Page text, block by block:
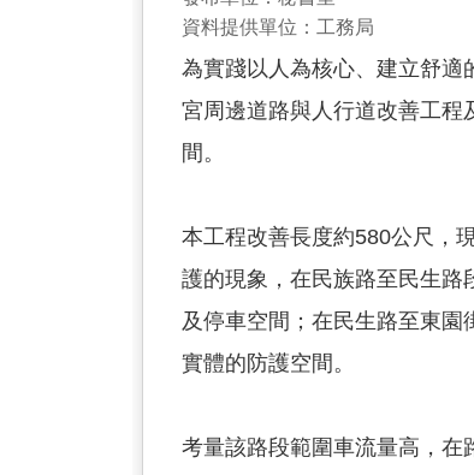
資料提供單位：工務局
為實踐以人為核心、建立舒適
宮周邊道路與人行道改善工程
間。
本工程改善長度約580公尺，
護的現象，在民族路至民生路
及停車空間；在民生路至東
實體的防護空間。
考量該路段範圍車流量高，在